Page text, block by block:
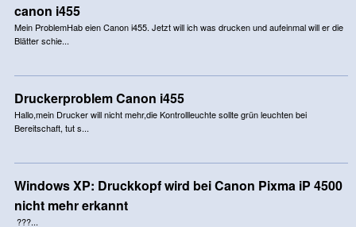
canon i455
Mein ProblemHab eien Canon i455. Jetzt will ich was drucken und aufeinmal will er die
Blätter schie...
Druckerproblem Canon i455
Hallo,mein Drucker will nicht mehr,die Kontrollleuchte sollte grün leuchten bei
Bereitschaft, tut s...
Windows XP: Druckkopf wird bei Canon Pixma iP 4500
nicht mehr erkannt
???...